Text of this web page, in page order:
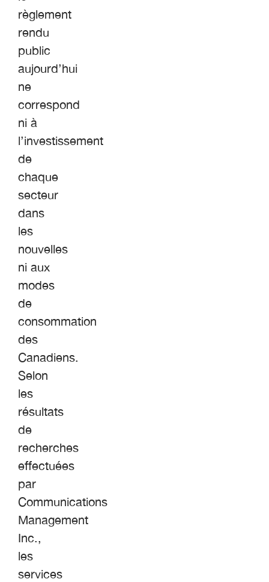
règlement
rendu
public
aujourd’hui
ne
correspond
ni à
l’investissement
de
chaque
secteur
dans
les
nouvelles
ni aux
modes
de
consommation
des
Canadiens.
Selon
les
résultats
de
recherches
effectuées
par
Communications
Management
Inc.,
les
services